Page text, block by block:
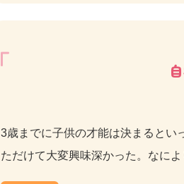
3歳までに子供の才能は決まるとい
ただけて大変興味深かった。なに